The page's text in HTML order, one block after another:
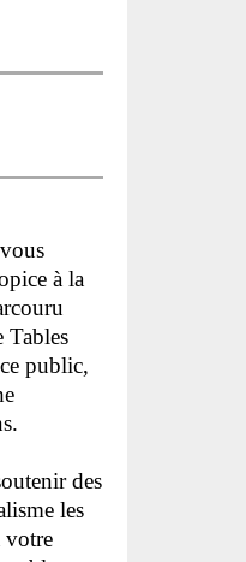
à la
Tables
public,
des
les
votre